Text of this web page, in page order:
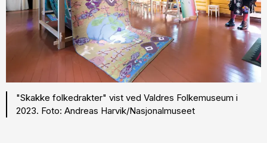
"Skakke folkedrakter" vist ved Valdres Folkemuseum i
2023. Foto: Andreas Harvik/Nasjonalmuseet